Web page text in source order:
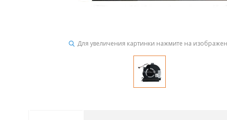
Для увеличения картинки нажмите на